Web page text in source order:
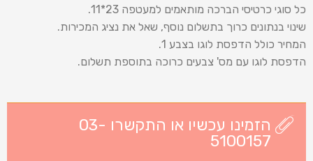
כל סוגי כרטיסי הברכה מותאמים למעטפה 23*11.
שינוי בנתונים כרוך בתשלום נוסף, שאל את נציג המכירות.
המחיר כולל הדפסת לוגו בצבע 1.
הדפסת לוגו עם מס' צבעים כרוכה בתוספת תשלום.
הזמינו עכשיו או התקשרו 03-
5100157